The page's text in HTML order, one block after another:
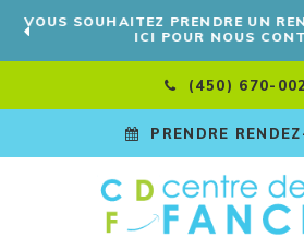
VOUS SOUHAITEZ PRENDRE UN
ICI POUR NOUS
(450) 670-
PRENDRE